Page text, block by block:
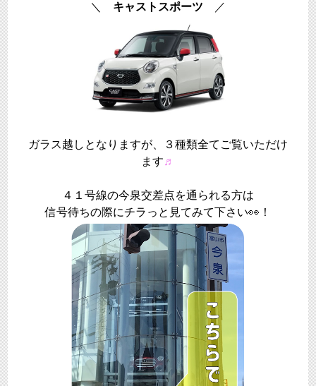
＼ キャストスポーツ ／
ガラス越しとなりますが、３種類全てご覧いただけ
ます♬
４１号線の今泉交差点を通られる方は
信号待ちの際にチラっと見てみて下さい👀！